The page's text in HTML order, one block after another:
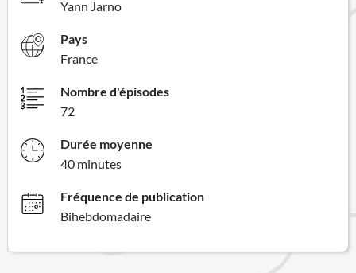
Yann Jarno
Pays
France
Nombre d'épisodes
72
Durée moyenne
40 minutes
Fréquence de publication
Bihebdomadaire